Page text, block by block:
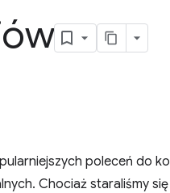
poleceń do
Chociaż staraliśmy